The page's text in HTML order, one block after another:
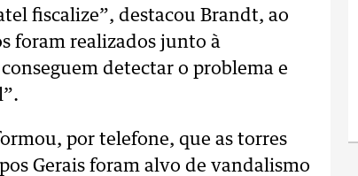
fiscalize”, destacou Brandt, ao
foram realizados junto à
detectar o problema e
por telefone, que as torres
Gerais foram alvo de vandalismo